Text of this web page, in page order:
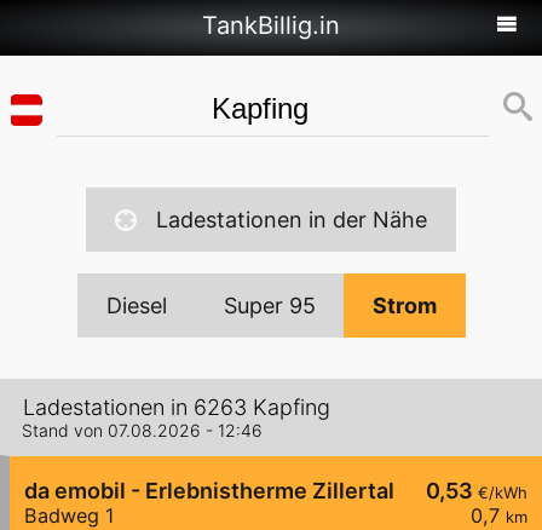
TankBillig.in
Ladestationen in der Nähe
Diesel Super 95 Strom
Ladestationen in 6263 Kapfing
Stand von 07.08.2026 - 12:46
0,53 €/kWh
0,7 km
da emobil - Erlebnistherme Zillertal
Badweg 1